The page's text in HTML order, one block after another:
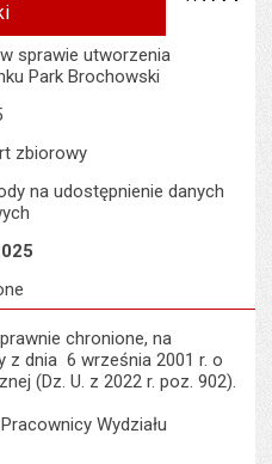
sprawie utworzenia
Park Brochowski
zbiorowy
na udostępnienie danych
chronione, na
z dnia 6 września 2001 r. o
(Dz. U. z 2022 r. poz. 902).
Wydziału